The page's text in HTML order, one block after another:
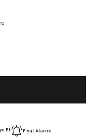
Et Fiyat Alarmı